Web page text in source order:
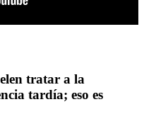
tratar a la
tardía; eso es